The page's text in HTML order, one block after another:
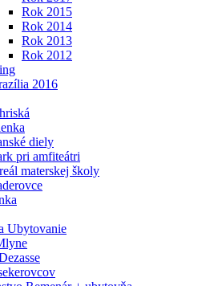
Rok 2015
Rok 2014
Rok 2013
Rok 2012
2016
diely
pri amfiteátri
materskej školy
Ubytovanie